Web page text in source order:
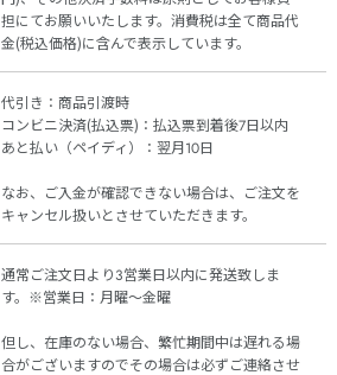
担にてお願いいたします。消費税は全て商品代
金(税込価格)に含んで表示しています。
代引き：商品引渡時
コンビニ決済(払込票)：払込票到着後7日以内
あと払い（ペイディ）：翌月10日
なお、ご入金が確認できない場合は、ご注文を
キャンセル扱いとさせていただきます。
通常ご注文日より3営業日以内に発送致しま
す。※営業日：月曜～金曜
但し、在庫のない場合、繁忙期間中は遅れる場
合がございますのでその場合は必ずご連絡させ